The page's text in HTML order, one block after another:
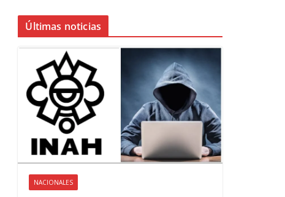
Últimas noticias
NACIONALES